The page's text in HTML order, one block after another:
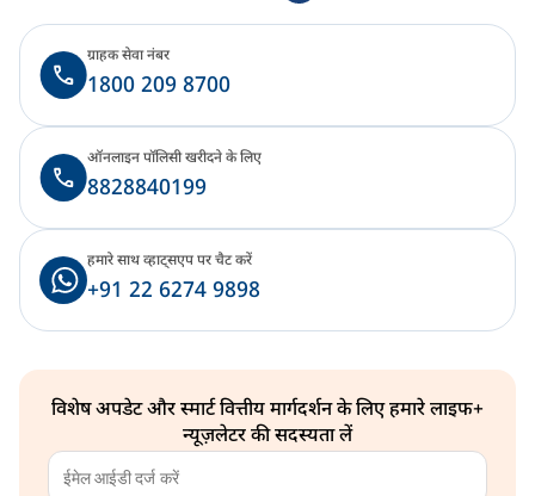
1800 209 8700
ग्राहक सेवा नंबर
8828840199
ऑनलाइन पॉलिसी खरीदने के लिए
+91 22 6274 9898
हमारे साथ व्हाट्सएप पर चैट करें
विशेष अपडेट और स्मार्ट वित्तीय मार्गदर्शन के लिए हमारे लाइफ+
न्यूज़लेटर की सदस्यता लें